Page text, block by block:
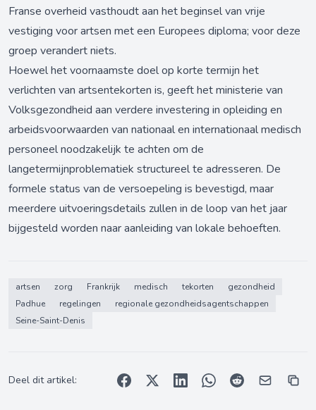
Franse overheid vasthoudt aan het beginsel van vrije
vestiging voor artsen met een Europees diploma; voor deze
groep verandert niets.
Hoewel het voornaamste doel op korte termijn het
verlichten van artsentekorten is, geeft het ministerie van
Volksgezondheid aan verdere investering in opleiding en
arbeidsvoorwaarden van nationaal en internationaal medisch
personeel noodzakelijk te achten om de
langetermijnproblematiek structureel te adresseren. De
formele status van de versoepeling is bevestigd, maar
meerdere uitvoeringsdetails zullen in de loop van het jaar
bijgesteld worden naar aanleiding van lokale behoeften.
artsen zorg Frankrijk medisch tekorten
gezondheid
Padhue
regelingen
regionale gezondheidsagentschappen
Seine-Saint-Denis
Deel dit artikel: